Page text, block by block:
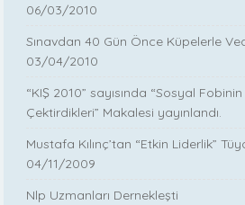
06/03/2010
Sınavdan 40 Gün Önce Küpelerle
03/04/2010
“KIŞ 2010” sayısında “Sosyal
Çektirdikleri” Makalesi yayınlandı.
Mustafa Kılınç’tan “Etkin Liderlik”
04/11/2009
Nlp Uzmanları Dernekleşti